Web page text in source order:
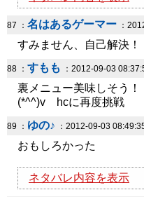
87 ： 名はあるゲーマー ：
すみません、自己解決！
88 ： すもも ：2012-09-03
裏メニュー美味しそう！
(*^^)v hcに再度挑戦
89 ： ゆの♪ ：2012-09-03
おもしろかった
ネタバレ内容を表示